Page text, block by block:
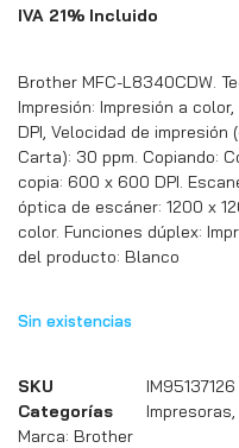
IVA 21% Incluido
Brother MFC-L8340CDW.
Impresión: Impresión a
DPI, Velocidad de
Carta): 30 ppm. Copiando:
copia: 600 x 600 DPI.
óptica de escáner: 1200 x
color. Funciones dúplex:
del producto: Blanco
Sin existencias
SKU
IM95137126
Categorías
Impresoras
Marca: Brother